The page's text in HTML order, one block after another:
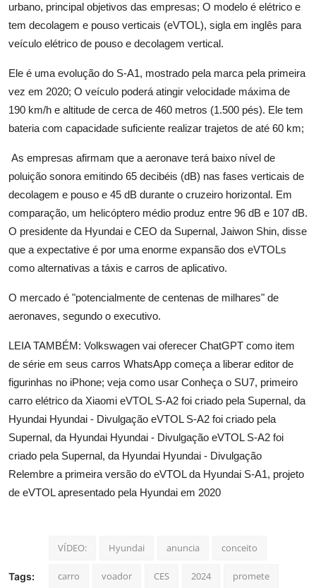
urbano, principal objetivos das empresas; O modelo é elétrico e
tem decolagem e pouso verticais (eVTOL), sigla em inglês para
veículo elétrico de pouso e decolagem vertical.
Ele é uma evolução do S-A1, mostrado pela marca pela primeira
vez em 2020; O veículo poderá atingir velocidade máxima de
190 km/h e altitude de cerca de 460 metros (1.500 pés). Ele tem
bateria com capacidade suficiente realizar trajetos de até 60 km;
As empresas afirmam que a aeronave terá baixo nível de
poluição sonora emitindo 65 decibéis (dB) nas fases verticais de
decolagem e pouso e 45 dB durante o cruzeiro horizontal. Em
comparação, um helicóptero médio produz entre 96 dB e 107 dB.
O presidente da Hyundai e CEO da Supernal, Jaiwon Shin, disse
que a expectative é por uma enorme expansão dos eVTOLs
como alternativas a táxis e carros de aplicativo.
O mercado é "potencialmente de centenas de milhares" de
aeronaves, segundo o executivo.
LEIA TAMBÉM: Volkswagen vai oferecer ChatGPT como item
de série em seus carros WhatsApp começa a liberar editor de
figurinhas no iPhone; veja como usar Conheça o SU7, primeiro
carro elétrico da Xiaomi eVTOL S-A2 foi criado pela Supernal, da
Hyundai Hyundai - Divulgação eVTOL S-A2 foi criado pela
Supernal, da Hyundai Hyundai - Divulgação eVTOL S-A2 foi
criado pela Supernal, da Hyundai Hyundai - Divulgação
Relembre a primeira versão do eVTOL da Hyundai S-A1, projeto
de eVTOL apresentado pela Hyundai em 2020
Tags:
VÍDEO: Hyundai anuncia conceito
carro voador CES 2024 promete